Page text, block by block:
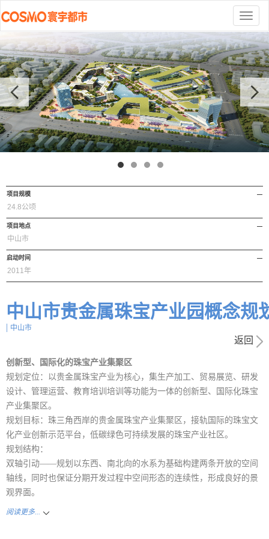
切
换
导
航
项目规模
24.8公顷
项目地点
中山市
启动时间
2011年
中山市贵金属珠宝产业园概念规
| 中山市
返回
创新型、国际化的珠宝产业集聚区
规划定位：
以贵金属珠宝产业为核心，集生产加工、贸易展览、研发
设计、管理运营、教育培训培训等功能为一体的创新型、国际化珠宝
产业集聚区。
规划目标： 珠三角西岸的贵金属珠宝产业集聚区，接轨国际的珠宝文
化产业创新示范平台，低碳绿色可持续发展的珠宝产业社区。
规划结构：
双轴引动——规划以东西、南北向的水系为基础构建两条开放的空间
轴线，同时也保证分期开发过程中空间形态的连续性，形成良好的景
观界面。
阅读更多...